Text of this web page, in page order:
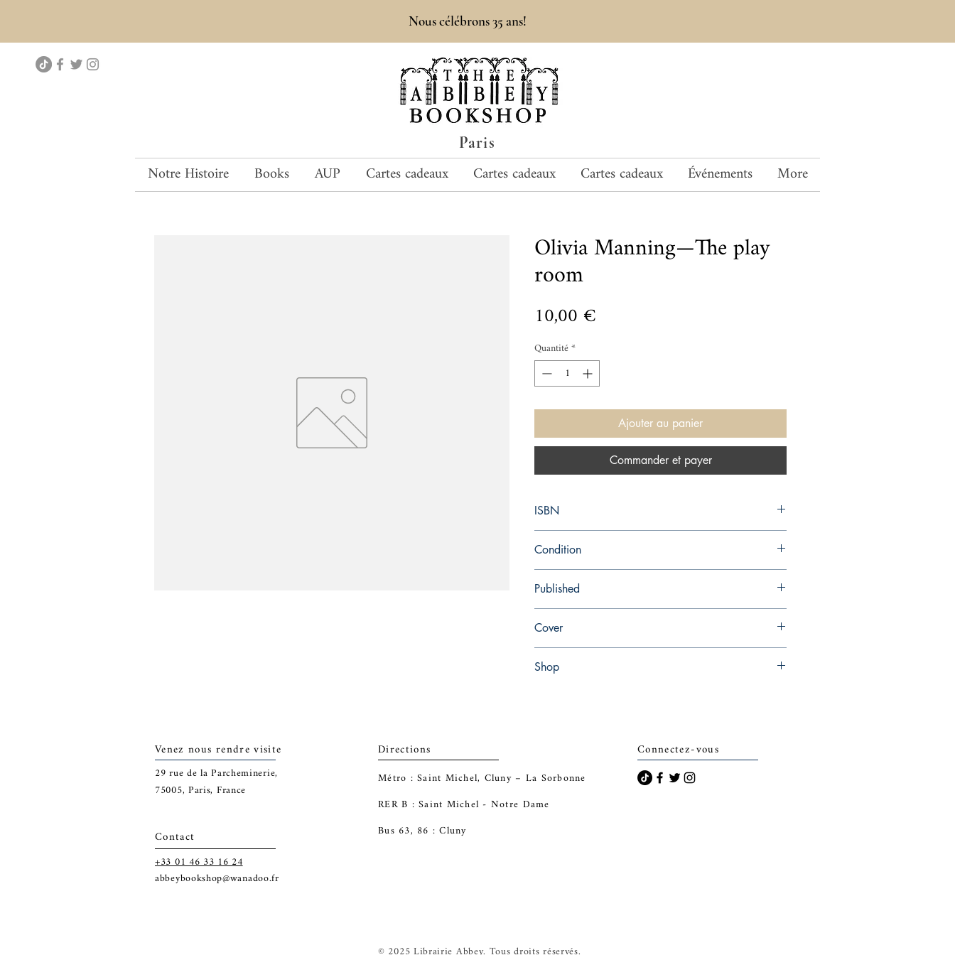
Paris
Nous célébrons 35 ans!
Notre Histoire Books AUP Cartes cadeaux Cartes cadeaux Cartes cadeaux Événements More
Olivia Manning—The play
room
10,00 €
Quantité*
Ajouter au panier
Commander et payer
ISBN
Condition
Published
Cover
Shop
Venez nous rendre visite
29rue de la Parcheminerie,
75005, Paris, France
Contact
+33 01 46 33 16 24
abbeybookshop@wanadoo.fr
Directions
Métro : Saint Michel, Cluny – La Sorbonne
RER B : Saint Michel - Notre Dame
Bus 63, 86 : Cluny
Connectez-vous